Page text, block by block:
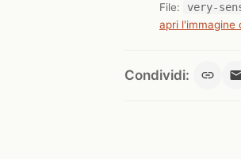
File: very-
apri l'immagine
Condividi: